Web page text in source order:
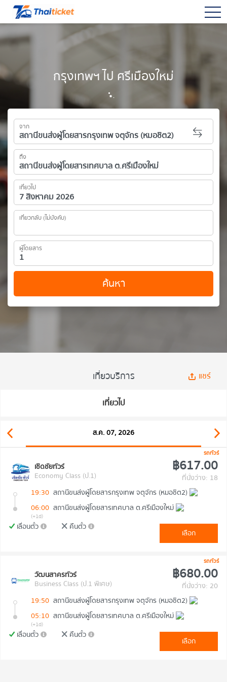
กรุงเทพฯ ไป ศรีเมืองใหม่
จาก
ถึง
เที่ยวไป
เที่ยวกลับ (ไม่บังคับ)
ผู้โดยสาร
ค้นหา
เที่ยวบริการ แชร์
เที่ยวไป
ส.ค. 07, 2026
รถทัวร์
เชิดชัยทัวร์
Economy Class (ป.1)
฿617.00
ที่นั่งว่าง: 18
19:30 สถานีขนส่งผู้โดยสารกรุงเทพ จตุจักร (หมอชิต2)
06:00 สถานีขนส่งผู้โดยสารเทศบาล ต.ศรีเมืองใหม่
(+1d)
เลื่อนตั๋ว คืนตั๋ว
เลือก
รถทัวร์
วัฒนสาครทัวร์
Business Class (ป.1 พิเศษ)
฿680.00
ที่นั่งว่าง: 20
19:50 สถานีขนส่งผู้โดยสารกรุงเทพ จตุจักร (หมอชิต2)
05:10 สถานีขนส่งผู้โดยสารเทศบาล ต.ศรีเมืองใหม่
(+1d)
เลื่อนตั๋ว คืนตั๋ว
เลือก